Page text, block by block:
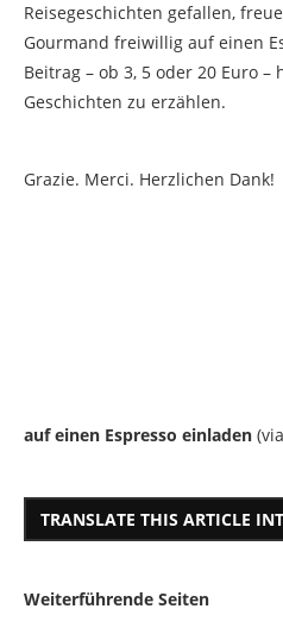
Reisegeschichten gefallen,
Gourmand freiwillig auf einen
Beitrag – ob 3, 5 oder 20 Euro –
Geschichten zu erzählen.
Grazie. Merci. Herzlichen Dank!
auf einen Espresso einladen
TRANSLATE THIS ARTICLE
Weiterführende Seiten